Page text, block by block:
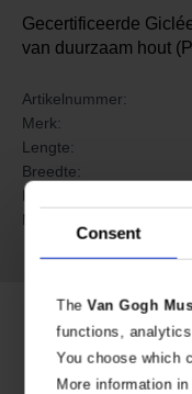
Consent
TheVan Gogh
functions,
You choose which
More information
Gecertificeerde
van duurzaam hout
Artikelnummer:
Merk:
Lengte:
Breedte:
Hoogte:
Materiaal: